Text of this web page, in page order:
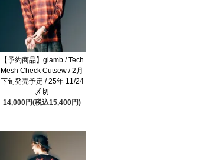
【予約商品】glamb / Tech
Mesh Check Cutsew / 2月
下旬発売予定 / 25年 11/24
〆切
14,000円(税込15,400円)